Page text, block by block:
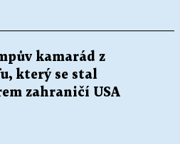
kamarád z
který se stal
zahraničí USA